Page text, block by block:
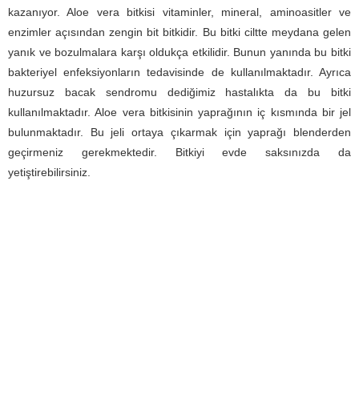
kazanıyor. Aloe vera bitkisi vitaminler, mineral, aminoasitler ve
enzimler açısından zengin bit bitkidir. Bu bitki ciltte meydana gelen
yanık ve bozulmalara karşı oldukça etkilidir. Bunun yanında bu bitki
bakteriyel enfeksiyonların tedavisinde de kullanılmaktadır. Ayrıca
huzursuz bacak sendromu dediğimiz hastalıkta da bu bitki
kullanılmaktadır. Aloe vera bitkisinin yaprağının iç kısmında bir jel
bulunmaktadır. Bu jeli ortaya çıkarmak için yaprağı blenderden
geçirmeniz gerekmektedir. Bitkiyi evde saksınızda da
yetiştirebilirsiniz.